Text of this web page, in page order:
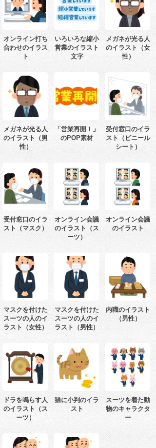
オンライン打ち
合わせのイラス
ト
いろいろな縮小
営業のイラスト
文字
メガネが光る人
のイラスト（女
性）
メガネが光る人
のイラスト（男
性）
「営業再開！」
のPOP素材
受付窓口のイラ
スト（ビニール
シート）
受付窓口のイラ
スト（マスク）
オンライン会議
のイラスト（ス
ーツ）
オンライン会議
のイラスト
マスクを付けた
スーツの人のイ
ラスト（女性）
マスクを付けた
スーツの人のイ
ラスト（男性）
内職のイラスト
（男性）
ドラを鳴らす人
のイラスト（ス
ーツ）
猫に小判のイラ
スト
スーツを着た動
物のキャラクタ
ー